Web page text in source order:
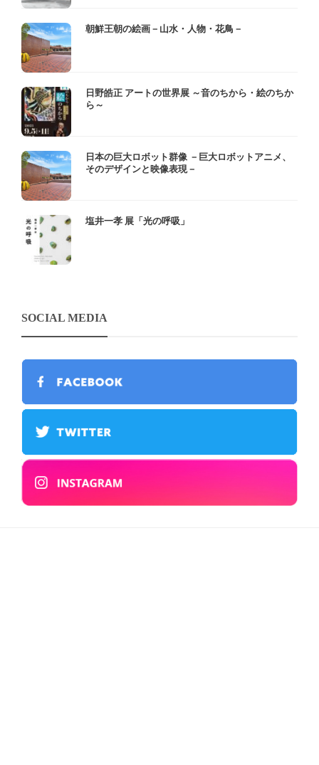
朝鮮王朝の絵画－山水・人物・花鳥－
日野皓正 アートの世界展 ～音のちから・絵のちか
ら～
日本の巨大ロボット群像 －巨大ロボットアニメ、
そのデザインと映像表現－
塩井一孝 展「光の呼吸」
SOCIAL MEDIA